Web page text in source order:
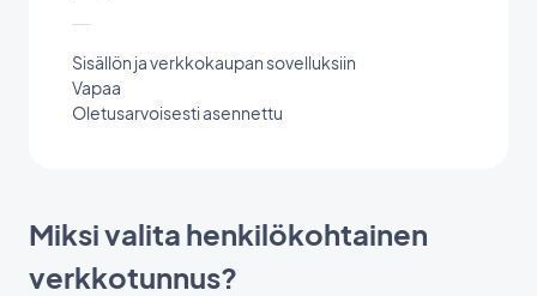
Sisällön ja verkkokaupan sovelluksiin
Vapaa
Oletusarvoisesti asennettu
Miksi valita henkilökohtainen
verkkotunnus?